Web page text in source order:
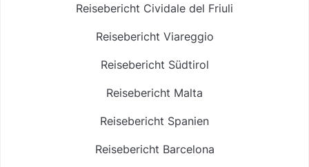
Reisebericht Cividale del Friuli
Reisebericht Viareggio
Reisebericht Südtirol
Reisebericht Malta
Reisebericht Spanien
Reisebericht Barcelona